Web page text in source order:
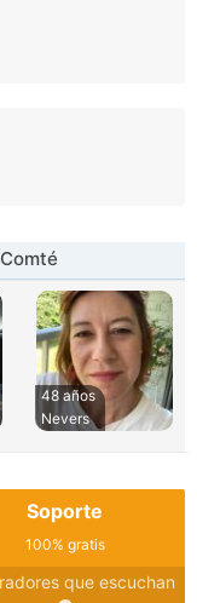
48 años
Nevers
Soporte
100% gratis
que escuchan